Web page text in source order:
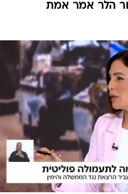
הלר אמר אמת